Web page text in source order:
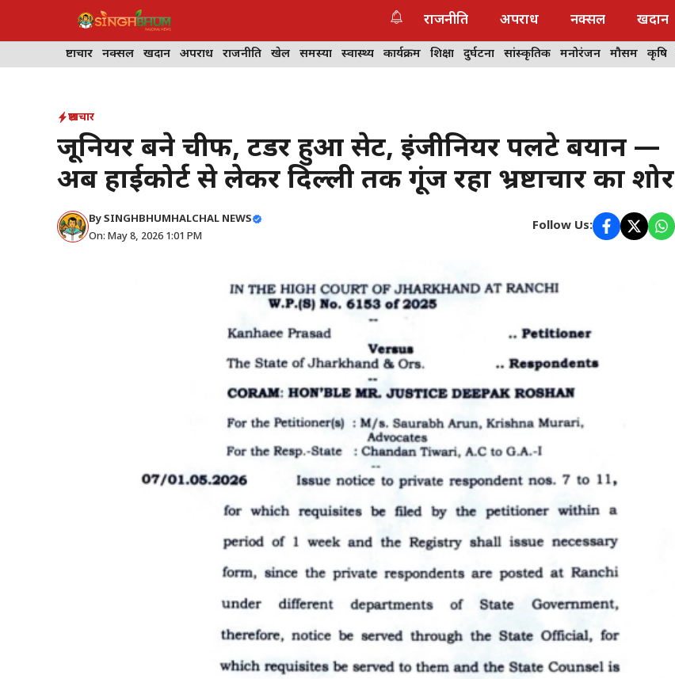
राजनीति अपराध नक्सल खदान
भ्रष्टाचार नक्सल खदान अपराध राजनीति खेल समस्या स्वास्थ्य कार्यक्रम शिक्षा दुर्घटना सांस्कृतिक मनोरंजन मौसम कृषि
भ्रष्टाचार
जूनियर बने चीफ, टेंडर हुआ सेट, इंजीनियर पलटे बयान —
अब हाईकोर्ट से लेकर दिल्ली तक गूंज रहा भ्रष्टाचार का शोर
BySINGHBHUMHALCHAL NEWS
On: May 8, 2026 1:01 PM
Follow Us: